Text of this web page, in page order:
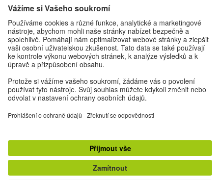
Impresum
Podmínky použití
Pojďme se kamarádit. Sledovat nás můžeš na: